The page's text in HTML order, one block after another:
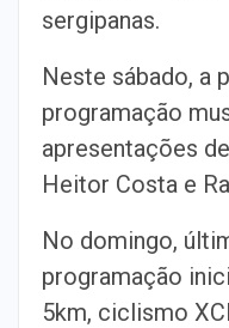
sergipanas.
Neste sábado, a
programação
apresentações
Heitor Costa e
No domingo,
programação
5km, ciclismo